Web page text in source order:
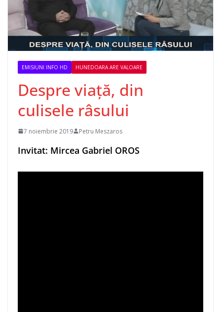
EMISIUNI INFO HD HUNEDOARA ARE VALOARE
Despre viață, din
culisele râsului
7 noiembrie 2019 Petru Meszaros
Invitat: Mircea Gabriel OROS